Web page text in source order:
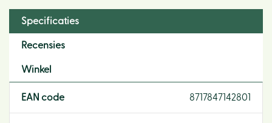
Specificaties
Recensies
Winkel
EAN code 8717847142801